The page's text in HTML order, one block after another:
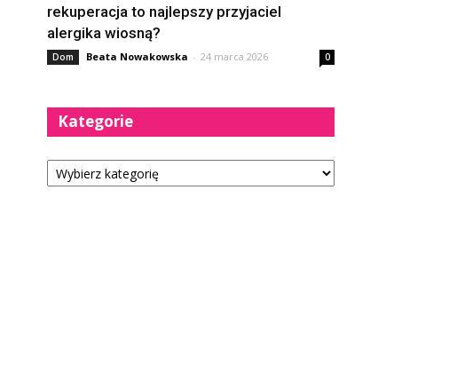
rekuperacja to najlepszy przyjaciel
alergika wiosną?
Dom Beata Nowakowska - 24 marca 2026 0
Kategorie
Kategorie